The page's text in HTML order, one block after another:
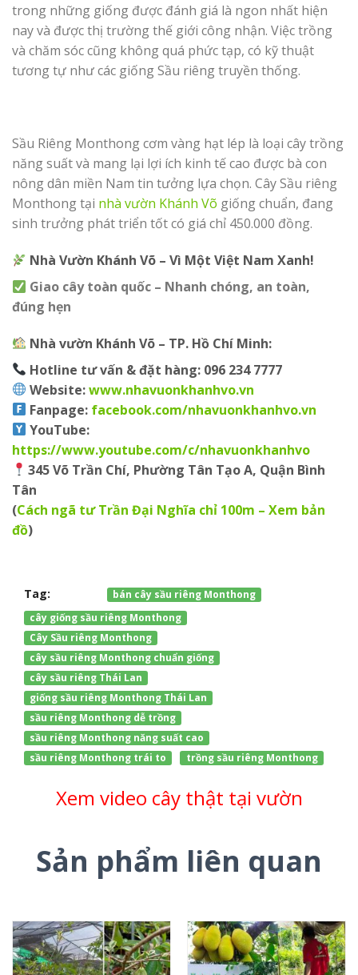
trong những giống được đánh giá là ngon nhất hiện
nay và được thị trường thế giới công nhận. Việc trồng
và chăm sóc cũng không quá phức tạp, có kỹ thuật
tương tự như các giống Sầu riêng truyền thống.
Sầu Riêng Monthong cơm vàng hạt lép là loại cây trồng
năng suất và mang lại lợi ích kinh tế cao được bà con
nông dân miền Nam tin tưởng lựa chọn. Cây Sầu riêng
Monthong tại nhà vườn Khánh Võ giống chuẩn, đang
sinh trưởng phát triển tốt có giá chỉ 450.000 đồng.
Nhà Vườn Khánh Võ – Vì Một Việt Nam Xanh!
Giao cây toàn quốc – Nhanh chóng, an toàn,
đúng hẹn
Nhà vườn Khánh Võ – TP. Hồ Chí Minh:
Hotline tư vấn & đặt hàng: 096 234 7777
Website:www.nhavuonkhanhvo.vn
Fanpage: facebook.com/nhavuonkhanhvo.vn
YouTube:
https://www.youtube.com/c/nhavuonkhanhvo
345 Võ Trần Chí, Phường Tân Tạo A, Quận Bình
Tân
(Cách ngã tư Trần Đại Nghĩa chỉ 100m – Xem bản
đồ)
Tag:
bán cây sầu riêng Monthong
cây giống sầu riêng Monthong
Cây Sầu riêng Monthong
cây sầu riêng Monthong chuẩn giống
cây sầu riêng Thái Lan
giống sầu riêng Monthong Thái Lan
sầu riêng Monthong dễ trồng
sầu riêng Monthong năng suất cao
sầu riêng Monthong trái to
trồng sầu riêng Monthong
Xem video cây thật tại vườn
Sản phẩm liên quan